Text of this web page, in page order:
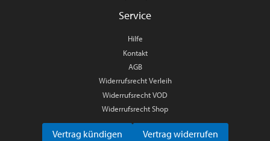
Service
Hilfe
Kontakt
AGB
Widerrufsrecht Verleih
Widerrufsrecht VOD
Widerrufsrecht Shop
Vertrag kündigen Vertrag widerrufen